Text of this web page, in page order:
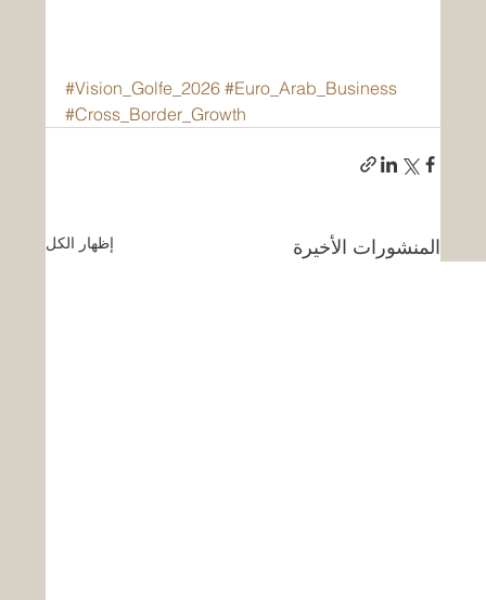
#Vision_Golfe_2026 #Euro_Arab_Business
#Cross_Border_Growth
المنشورات الأخيرة إظهار الكل